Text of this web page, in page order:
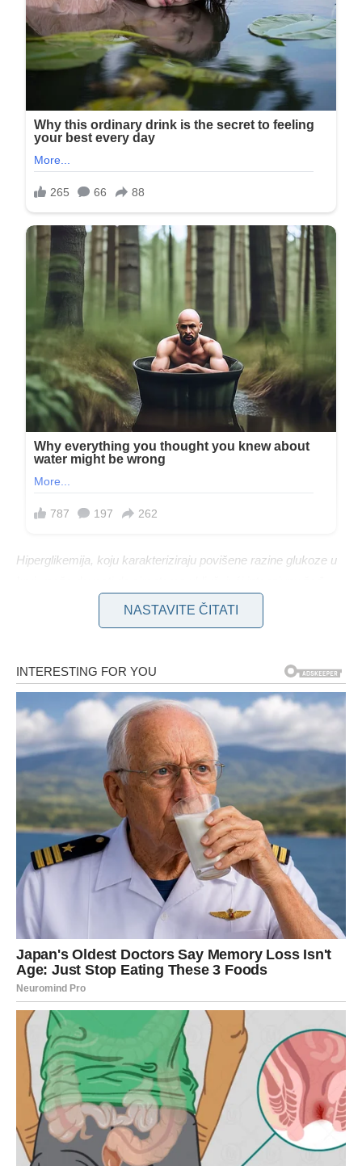
Hiperglikemija, koju karakteriziraju povišene razine glukoze u
suhoću usta, umor, zamagljen vid i neočekivani gubitak težine.
Osim toga, povećanje učestalosti mokrenja, osobito tijekom
tijelo pokušava izbaciti višak šećera. Nadalje, povišene razine
glukoze mogu povećati rizik od infekcija mokraćnog sustava,
uključujući infekcije mokraćnog mjehura i gljivične infekcije.
Stoga je ključno prepoznati simptome kao što su peckanje
tijekom mokrenja, mutna mokraća ili prisutnost krvi u mokraći.
Za osobe s dijagnosticiranim dijabetesom optimalne
koncentracije glukoze u krvi trebale bi biti u rasponu od 4 do 7
mmol/l prije obroka, a trebale bi ostati ispod 8,5–9 mmol/l dva
sata nakon obroka. Preporučeni cilj za prosječne razine
glukoze u krvi, mjerene kao HbA1c, je održavanje vrijednosti
ispod 48 mmol/mol (ekvivalentno 6,5% u prethodnom sustavu
mjerenja). Dosljedno praćenje razine glukoze ključno je za
učinkovito upravljanje dijabetesom i prevenciju komplikacija.
Održavanje zdravlja zahtijeva učinkovitu kontrolu glukoze u
krvi, posebno za osobe s dijabetesom. Odgovarajuće
upravljanje razinama glukoze može uvelike smanjiti
vjerojatnost nailaska na ozbiljne komplikacije, uključujući
bolesti srca, oštećenje živaca, probleme s vidom i oštećenje
bubrega. Dok lijekovi i inzulin mogu regulirati razinu glukoze,
usvajanje zdravog načina života također je ključno za
održavanje stabilne razine šećera.
Prehrana je ključni element u regulaciji razine glukoze u krvi.
NASTAVITE ČITATI